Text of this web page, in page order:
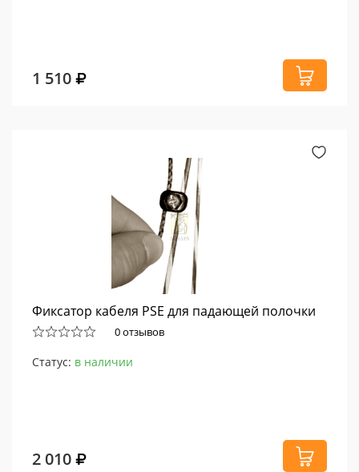
1 510
Фиксатор кабеля PSE для падающей полочки
0 отзывов
Статус: в наличии
2 010